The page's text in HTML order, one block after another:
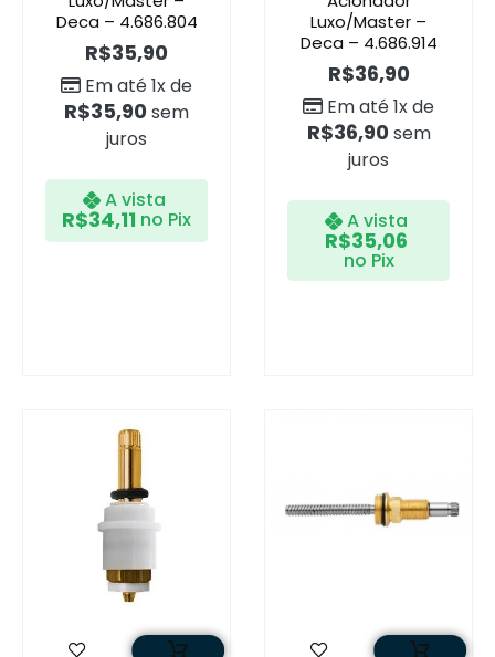
Deca – 4.686.804
R$35,90
Em até 1x de
R$35,90 sem
juros
A vista
R$34,11 no Pix
Luxo/Master –
Deca – 4.686.914
R$36,90
Em até 1x de
R$36,90 sem
juros
A vista
R$35,06
no Pix